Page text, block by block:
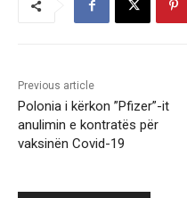
Previous article
Polonia i kërkon ”Pfizer”-it
anulimin e kontratës për
vaksinën Covid-19